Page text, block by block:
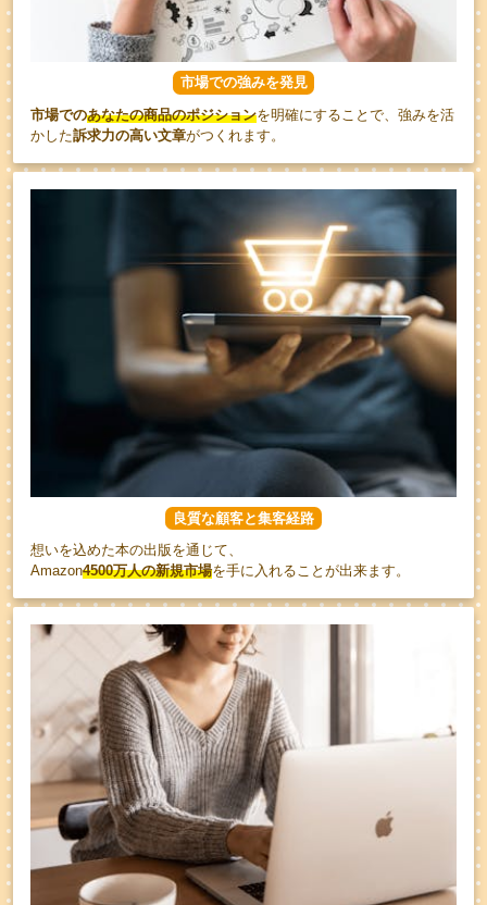
市場での強みを発見
市場でのあなたの商品のポジションを明確にすることで、強みを活
かした訴求力の高い文章がつくれます。
良質な顧客と集客経路
想いを込めた本の出版を通じて、
Amazon4500万人の新規市場を手に入れることが出来ます。